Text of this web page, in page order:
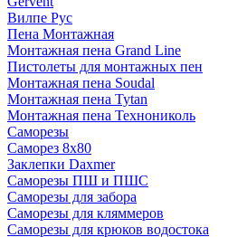
Вилпе Рус
Пена Монтажнaя
Монтажная пена Grand Linе
Пистолеты для монтажных пен
Монтажная пена Soudal
Монтажная пена Tytan
Монтажная пена Технониколь
Саморезы
Саморез 8х80
Заклепки Daxmer
Саморезы ПШ и ПШС
Саморезы для забора
Саморезы для кляммеров
Саморезы для крюков водостока